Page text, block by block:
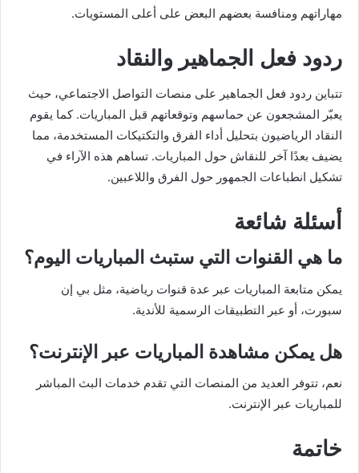
مهاراتهم ومنافسة بعضهم البعض على أعلى المستويات.
ردود فعل الجماهير والنقاد
تتباين ردود فعل الجماهير على منصات التواصل الاجتماعي، حيث
يعبّر المشجعون عن حماسهم وتوقعاتهم قبل المباريات. كما يقوم
النقاد الرياضيون بتحليل أداء الفرق والتكتيكات المستخدمة، مما
يضيف بعدًا آخر للنقاش حول المباريات. تساهم هذه الآراء في
تشكيل انطباعات الجمهور حول الفرق واللاعبين.
أسئلة شائعة
ما هي القنوات التي ستبث المباريات اليوم؟
يمكن متابعة المباريات عبر عدة قنوات رياضية، مثل بي إن
سبورت، أو عبر التطبيقات الرسمية للأندية.
هل يمكن مشاهدة المباريات عبر الإنترنت؟
نعم، تتوفر العديد من المنصات التي تقدم خدمات البث المباشر
للمباريات عبر الإنترنت.
خاتمة